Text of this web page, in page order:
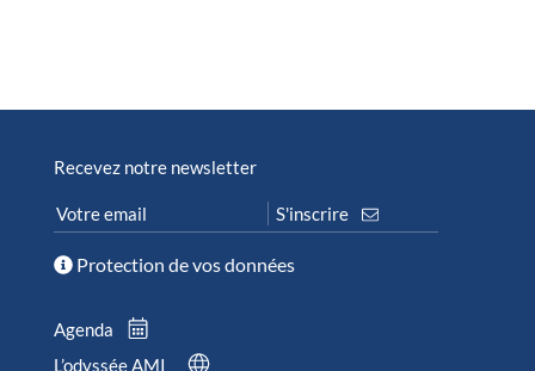
Recevez notre newsletter
Protection de vos données
Agenda
L’odyssée AMI